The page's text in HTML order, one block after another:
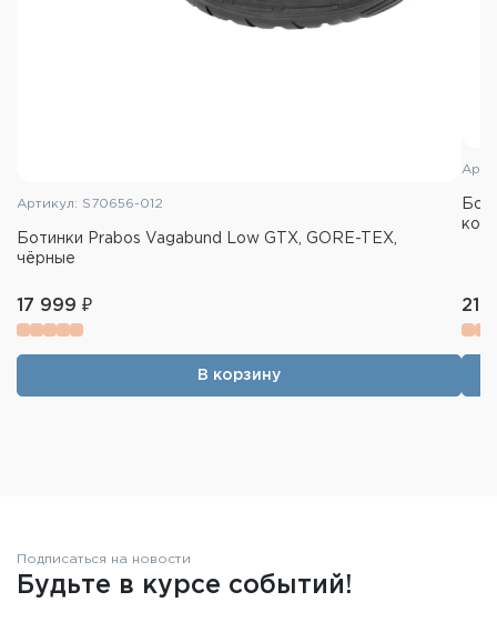
Артикул: S70656-012
Ботинки Prabos Vagabund Low GTX, GORE-TEX,
чёрные
17 999 ₽
В корзину
21
Подписаться на новости
Будьте в курсе событий!